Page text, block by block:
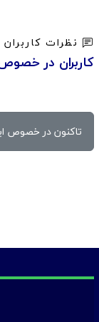
نظرات کاربران
کاربران در
تاکنون در خصوص